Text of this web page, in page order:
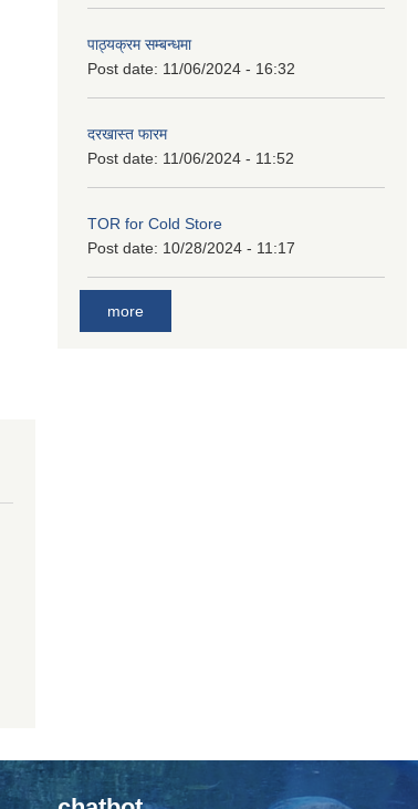
पाठ्यक्रम सम्बन्धमा
Post date: 11/06/2024 - 16:32
दरखास्त फारम
Post date: 11/06/2024 - 11:52
TOR for Cold Store
Post date: 10/28/2024 - 11:17
more